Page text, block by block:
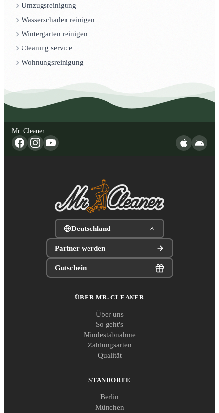
Umzugsreinigung
Wasserschaden reinigen
Wintergarten reinigen
Cleaning service
Wohnungsreinigung
Mr. Cleaner
Deutschland
Partner werden
Gutschein
ÜBER MR. CLEANER
Über uns
So geht's
Mindestabnahme
Zahlungsarten
Qualität
STANDORTE
Berlin
München